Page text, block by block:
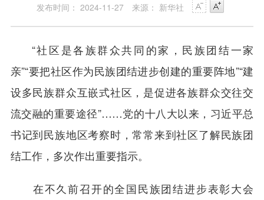
发布时间： 2024-11-27 来源： 新华社
“社区是各族群众共同的家，民族团结一家
亲”“要把社区作为民族团结进步创建的重要阵地”“建
设多民族群众互嵌式社区，是促进各族群众交往交
流交融的重要途径”……党的十八大以来，习近平总
书记到民族地区考察时，常常来到社区了解民族团
结工作，多次作出重要指示。
在不久前召开的全国民族团结进步表彰大会